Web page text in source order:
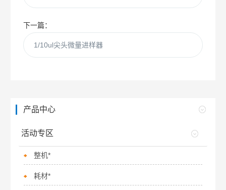
下一篇：
1/10ul尖头微量进样器
产品中心
活动专区
整机*
耗材*